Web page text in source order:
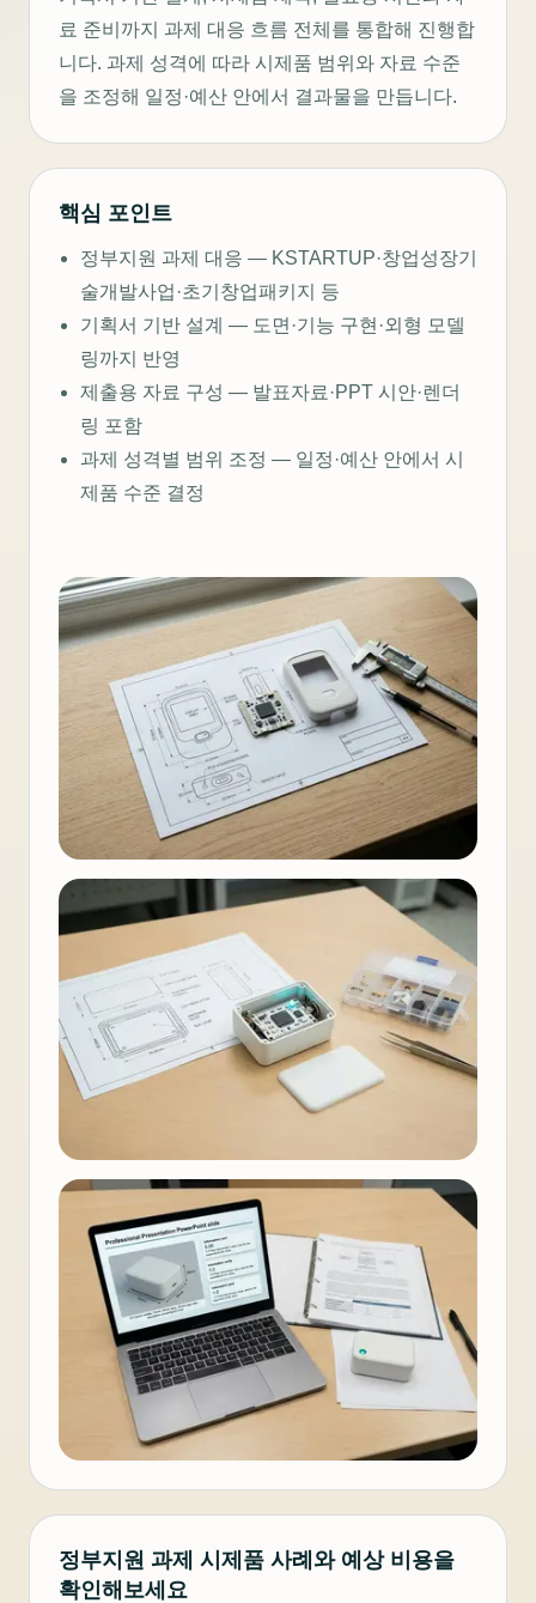
료 준비까지 과제 대응 흐름 전체를 통합해 진행합
니다. 과제 성격에 따라 시제품 범위와 자료 수준
을 조정해 일정·예산 안에서 결과물을 만듭니다.
핵심 포인트
정부지원 과제 대응 — KSTARTUP·창업성장기
술개발사업·초기창업패키지 등
기획서 기반 설계 — 도면·기능 구현·외형 모델
링까지 반영
제출용 자료 구성 — 발표자료·PPT 시안·렌더
링 포함
과제 성격별 범위 조정 — 일정·예산 안에서 시
제품 수준 결정
정부지원 과제 시제품 사례와 예상 비용을
확인해보세요